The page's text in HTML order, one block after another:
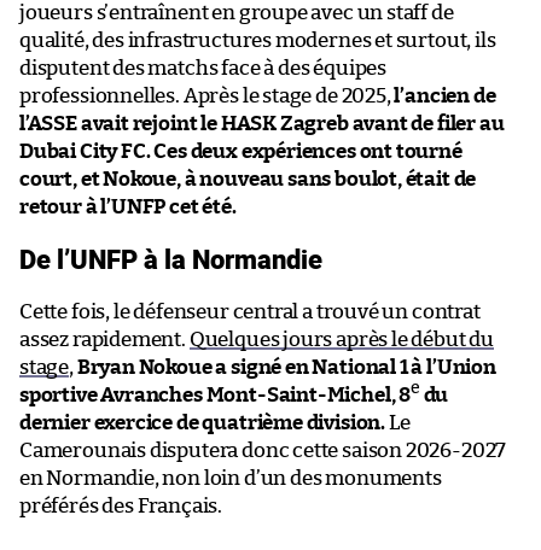
joueurs s’entraînent en groupe avec un staff de
qualité, des infrastructures modernes et surtout, ils
disputent des matchs face à des équipes
professionnelles. Après le stage de 2025,l’ancien de
l’ASSE avait rejoint le HASK Zagreb avant de filer au
Dubai City FC. Ces deux expériences ont tourné
court, et Nokoue, à nouveau sans boulot, était de
retour à l’UNFP cet été.
De l’UNFP à la Normandie
Cette fois, le défenseur central a trouvé un contrat
assez rapidement. Quelques jours après le début du
stage, Bryan Nokoue a signé en National 1 à l’Union
sportive Avranches Mont-Saint-Michel, 8e du
dernier exercice de quatrième division.Le
Camerounais disputera donc cette saison 2026-2027
en Normandie, non loin d’un des monuments
préférés des Français.